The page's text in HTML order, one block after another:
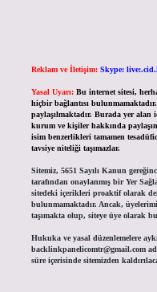
Reklam ve İletişim: Skype:
Yasal Uyarı: Bu internet sitesi,
hiçbir bağlantısı bulunmamaktadır.
paylaşılmaktadır. Burada yer alan
kurum ve kişiler hakkında
isim benzerlikleri tamamen
tavsiye niteliği taşımazlar.
Sitemiz, 5651 Sayılı Kanun
tarafından onaylanmış bir Yer
sitedeki içerikleri proaktif olarak
bulunmamaktadır. Ancak,
taşımakta olup, siteye üye olarak
Hukuka ve yasal düzenlemelere
backlinkpanelicomtr@gmail.com
süre içerisinde sitemizden